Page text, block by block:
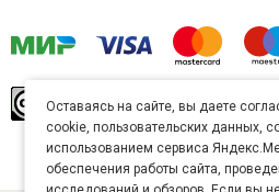
произведение
Commons
Непортированная.
Карта сайта
Оставаясь на сайте, вы даете
cookie, пользовательских данных,
использованием сервиса
обеспечения работы сайта,